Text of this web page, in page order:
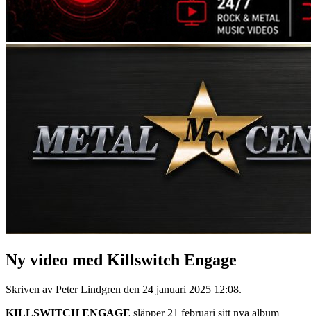
Ny video med Killswitch Engage
Skriven av Peter Lindgren den 24 januari 2025 12:08.
KILLSWITCH ENGAGE släpper 21 februari sitt nya album